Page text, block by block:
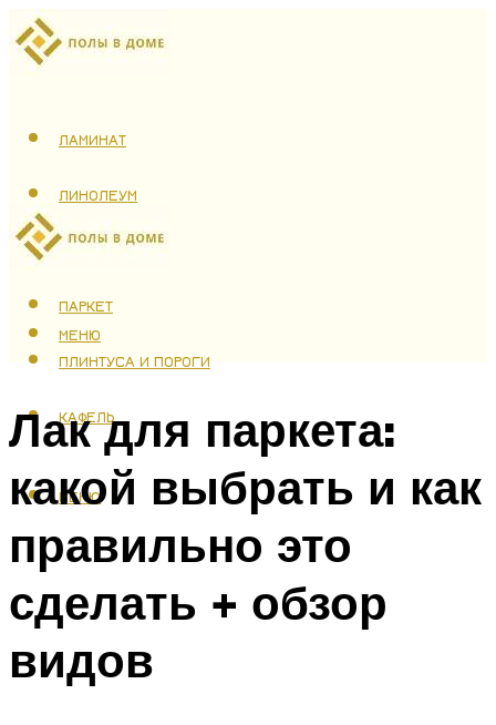
ЛАМИНАТ
ЛИНОЛЕУМ
ТЕПЛЫЙ ПОЛ
ПАРКЕТ
ПЛИНТУСА И ПОРОГИ
КАФЕЛЬ
МЕНЮ
МЕНЮ
Лак для паркета:
какой выбрать и как
правильно это
сделать + обзор
видов